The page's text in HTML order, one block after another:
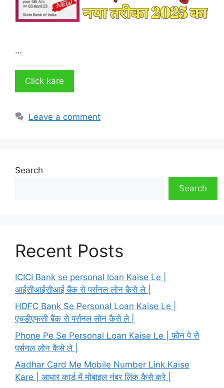
…
Click kare
Leave a comment
Search
Search
Recent Posts
ICICI Bank se personal loan Kaise Le |
आईसीआईसीआई बैंक से पर्सनल लोन कैसे ले |
HDFC Bank Se Personal Loan Kaise Le |
एचडीएफसी बैंक से पर्सनल लोन कैसे ले |
Phone Pe Se Personal Loan Kaise Le | फ़ोन पे से
पर्सनल लोन कैसे ले |
Aadhar Card Me Mobile Number Link Kaise
Kare | आधार कार्ड में मोबाइल नंबर लिंक कैसे करे |